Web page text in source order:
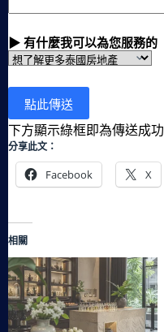
▶ 有什麼我可以為您服務的
下方顯示綠框即為傳送成功
分享此文：
Facebook X
相關